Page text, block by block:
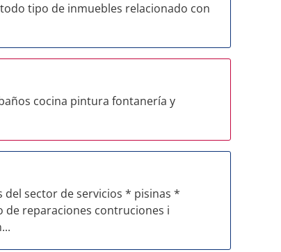
tipo de inmuebles relacionado con
cocina pintura fontanería y
del sector de servicios * pisinas *
reparaciones contruciones i